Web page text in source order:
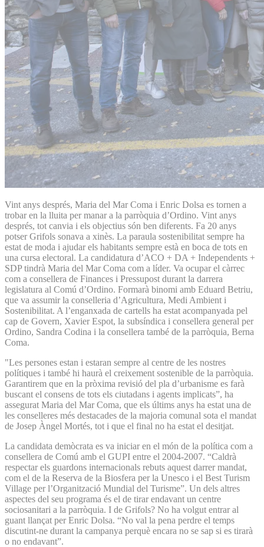
Vint anys després, Maria del Mar Coma i Enric Dolsa es tornen a
trobar en la lluita per manar a la parròquia d’Ordino. Vint anys
després, tot canvia i els objectius són ben diferents. Fa 20 anys
potser Grifols sonava a xinès. La paraula sostenibilitat sempre ha
estat de moda i ajudar els habitants sempre està en boca de tots en
una cursa electoral. La candidatura d’ACO + DA + Independents +
SDP tindrà Maria del Mar Coma com a líder. Va ocupar el càrrec
com a consellera de Finances i Pressupost durant la darrera
legislatura al Comú d’Ordino. Formarà binomi amb Eduard Betriu,
que va assumir la conselleria d’Agricultura, Medi Ambient i
Sostenibilitat. A l’enganxada de cartells ha estat acompanyada pel
cap de Govern, Xavier Espot, la subsíndica i consellera general per
Ordino, Sandra Codina i la consellera també de la parròquia, Berna
Coma.
"Les persones estan i estaran sempre al centre de les nostres
polítiques i també hi haurà el creixement sostenible de la parròquia.
Garantirem que en la pròxima revisió del pla d’urbanisme es farà
buscant el consens de tots els ciutadans i agents implicats”, ha
assegurat Maria del Mar Coma, que els últims anys ha estat una de
les conselleres més destacades de la majoria comunal sota el mandat
de Josep Àngel Mortés, tot i que el final no ha estat el desitjat.
La candidata demòcrata es va iniciar en el món de la política com a
consellera de Comú amb el GUPI entre el 2004-2007. “Caldrà
respectar els guardons internacionals rebuts aquest darrer mandat,
com el de la Reserva de la Biosfera per la Unesco i el Best Turism
Village per l’Organització Mundial del Turisme”. Un dels altres
aspectes del seu programa és el de tirar endavant un centre
sociosanitari a la parròquia. I de Grifols? No ha volgut entrar al
guant llançat per Enric Dolsa. “No val la pena perdre el temps
discutint-ne durant la campanya perquè encara no se sap si es tirarà
o no endavant”.